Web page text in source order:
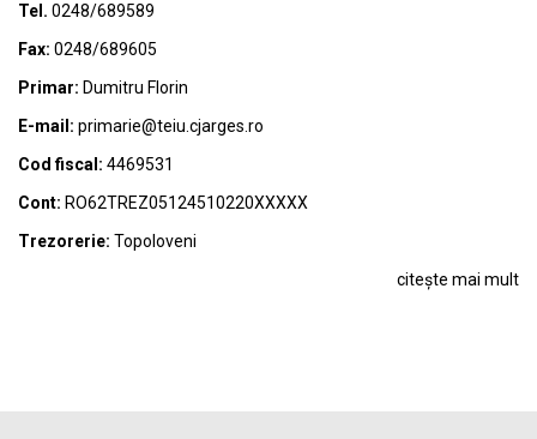
Tel. 0248/689589
Fax: 0248/689605
Primar: Dumitru Florin
E-mail: primarie@teiu.cjarges.ro
Cod fiscal: 4469531
Cont: RO62TREZ05124510220XXXXX
Trezorerie: Topoloveni
citește mai mult